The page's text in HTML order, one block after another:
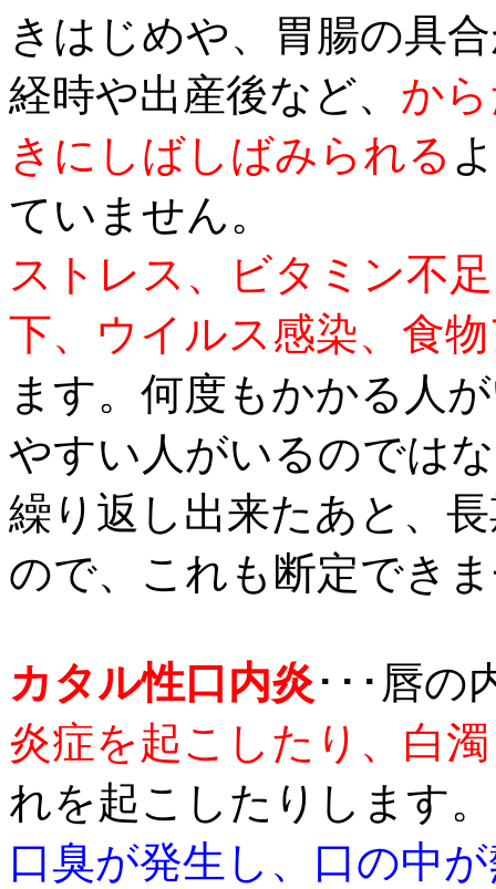
きはじめや、胃腸の具
経時や出産後など、 か
きにしばしばみられる
ていません。
ストレス、ビタミン不
下、ウイルス感染、食
ます。何度もかかる人
やすい人がいるのでは
繰り返し出来たあと、
ので、これも断定でき
カタル性口内炎･･･唇の
炎症を起こしたり、白
れを起こしたりします。
口臭が発生し、口の中